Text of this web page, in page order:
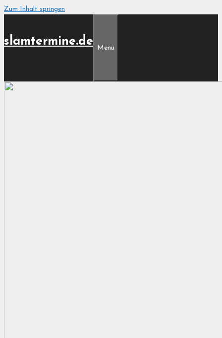
Zum Inhalt springen
slamtermine.de
Menü